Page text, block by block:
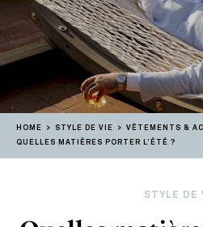
HOME STYLE DE VIE
VÊTEMENTS &
QUELLES MATIÈRES PORTER L’ÉTÉ ?
STYLE DE